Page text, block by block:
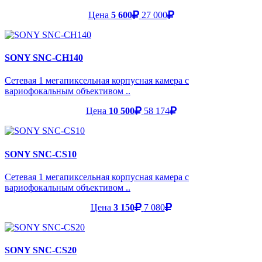
Цена 5 600 27 000
SONY SNC-CH140
Сетевая 1 мегапиксельная корпусная камера с
вариофокальным объективом ..
Цена 10 500 58 174
SONY SNC-CS10
Сетевая 1 мегапиксельная корпусная камера с
вариофокальным объективом ..
Цена 3 150 7 080
SONY SNC-CS20